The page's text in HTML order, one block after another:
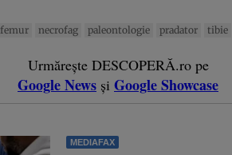
femur necrofag paleontologie pradator tibie
Urmărește DESCOPERĂ.ro pe
Google News și Google Showcase
MEDIAFAX